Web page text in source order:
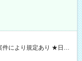
現金GET♪ お仕事後はコ